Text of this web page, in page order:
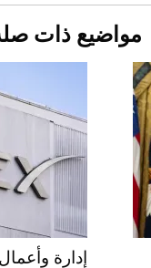
أغلى 10
استثنائية
مواضيع ذات
إدارة وأعمال